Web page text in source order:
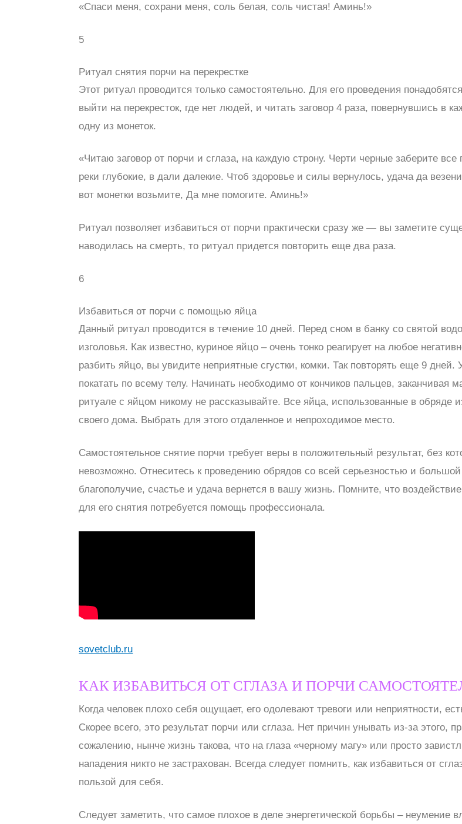
«Спаси меня, сохрани меня, соль белая, соль чистая! Аминь!»
5
Ритуал снятия порчи на перекрестке
Этот ритуал проводится только самостоятельно. Для его проведения
выйти на перекресток, где нет людей, и читать заговор 4 раза, повернувшись в
одну из монеток.
«Читаю заговор от порчи и сглаза, на каждую строну. Черти черные заберите
реки глубокие, в дали далекие. Чтоб здоровье и силы вернулось, удача да
вот монетки возьмите, Да мне помогите. Аминь!»
Ритуал позволяет избавиться от порчи практически сразу же — вы заметите
наводилась на смерть, то ритуал придется повторить еще два раза.
6
Избавиться от порчи с помощью яйца
Данный ритуал проводится в течение 10 дней. Перед сном в банку со святой
изголовья. Как известно, куриное яйцо – очень тонко реагирует на любое
разбить яйцо, вы увидите неприятные сгустки, комки. Так повторять еще 9
покатать по всему телу. Начинать необходимо от кончиков пальцев, заканчивая
ритуале с яйцом никому не рассказывайте. Все яйца, использованные в обряде
своего дома. Выбрать для этого отдаленное и непроходимое место.
Самостоятельное снятие порчи требует веры в положительный результат, без
невозможно. Отнеситесь к проведению обрядов со всей серьезностью и
благополучие, счастье и удача вернется в вашу жизнь. Помните, что
для его снятия потребуется помощь профессионала.
sovetclub.ru
КАК ИЗБАВИТЬСЯ ОТ СГЛАЗА И ПОРЧИ
Когда человек плохо себя ощущает, его одолевают тревоги или неприятности,
Скорее всего, это результат порчи или сглаза. Нет причин унывать из-за этого,
сожалению, нынче жизнь такова, что на глаза «черному магу» или просто
нападения никто не застрахован. Всегда следует помнить, как избавиться от
пользой для себя.
Следует заметить, что самое плохое в деле энергетической борьбы – неумение